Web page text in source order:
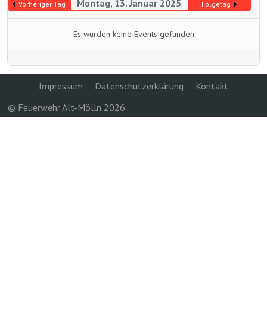
Vorheriger Tag Montag, 13. Januar 2025 Folgetag
Es wurden keine Events gefunden
Impressum Datenschutzerklärung
Kontakt
© Feuerwehr Alt-Mölln 2026